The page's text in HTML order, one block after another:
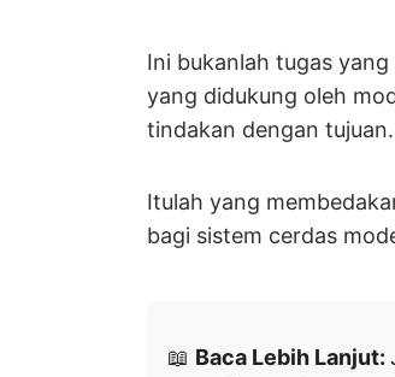
Ini bukanlah tugas
yang didukung oleh
tindakan dengan tujuan.
Itulah yang
bagi sistem cerdas
📖 Baca Lebih Lanjut: